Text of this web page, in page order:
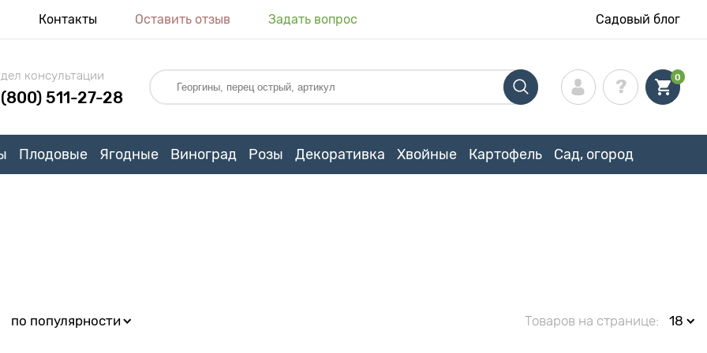
Контакты Оставить отзыв Задать вопрос Садовый блог
консультации
511-27-28
0
Плодовые Ягодные Виноград Розы Декоративка Хвойные Картофель Сад, огород
по популярности Товаров на странице: 18